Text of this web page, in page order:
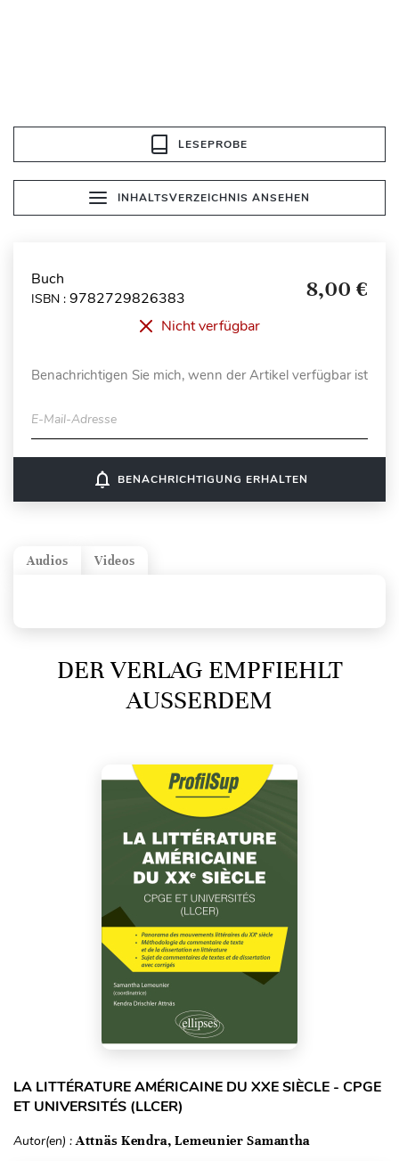
LESEPROBE
INHALTSVERZEICHNIS ANSEHEN
Buch
ISBN : 9782729826383 8,00 €
Nicht verfügbar
Benachrichtigen Sie mich, wenn der Artikel verfügbar ist
E-Mail-Adresse
notifications_none BENACHRICHTIGUNG ERHALTEN
Videos
Audios
DER VERLAG EMPFIEHLT
AUSSERDEM
LA LITTÉRATURE AMÉRICAINE DU XXE SIÈCLE - CPGE
ET UNIVERSITÉS (LLCER)
Autor(en) :Attnäs Kendra, Lemeunier Samantha